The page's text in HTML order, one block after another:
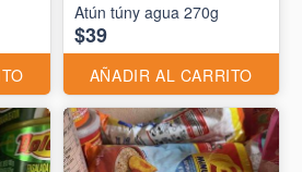
Atún túny agua 270g
$39
AÑADIR AL CARRITO